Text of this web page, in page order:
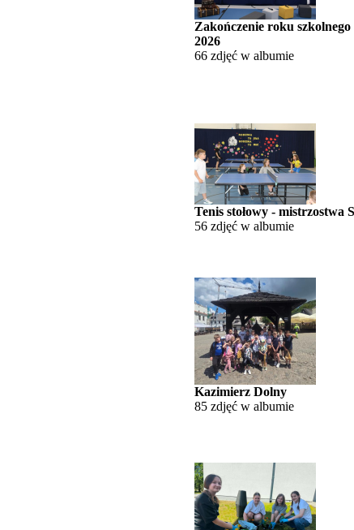
Zakończenie roku szkolnego
2026
66 zdjęć w albumie
Tenis stołowy - mistrzostwa
56 zdjęć w albumie
Kazimierz Dolny
85 zdjęć w albumie